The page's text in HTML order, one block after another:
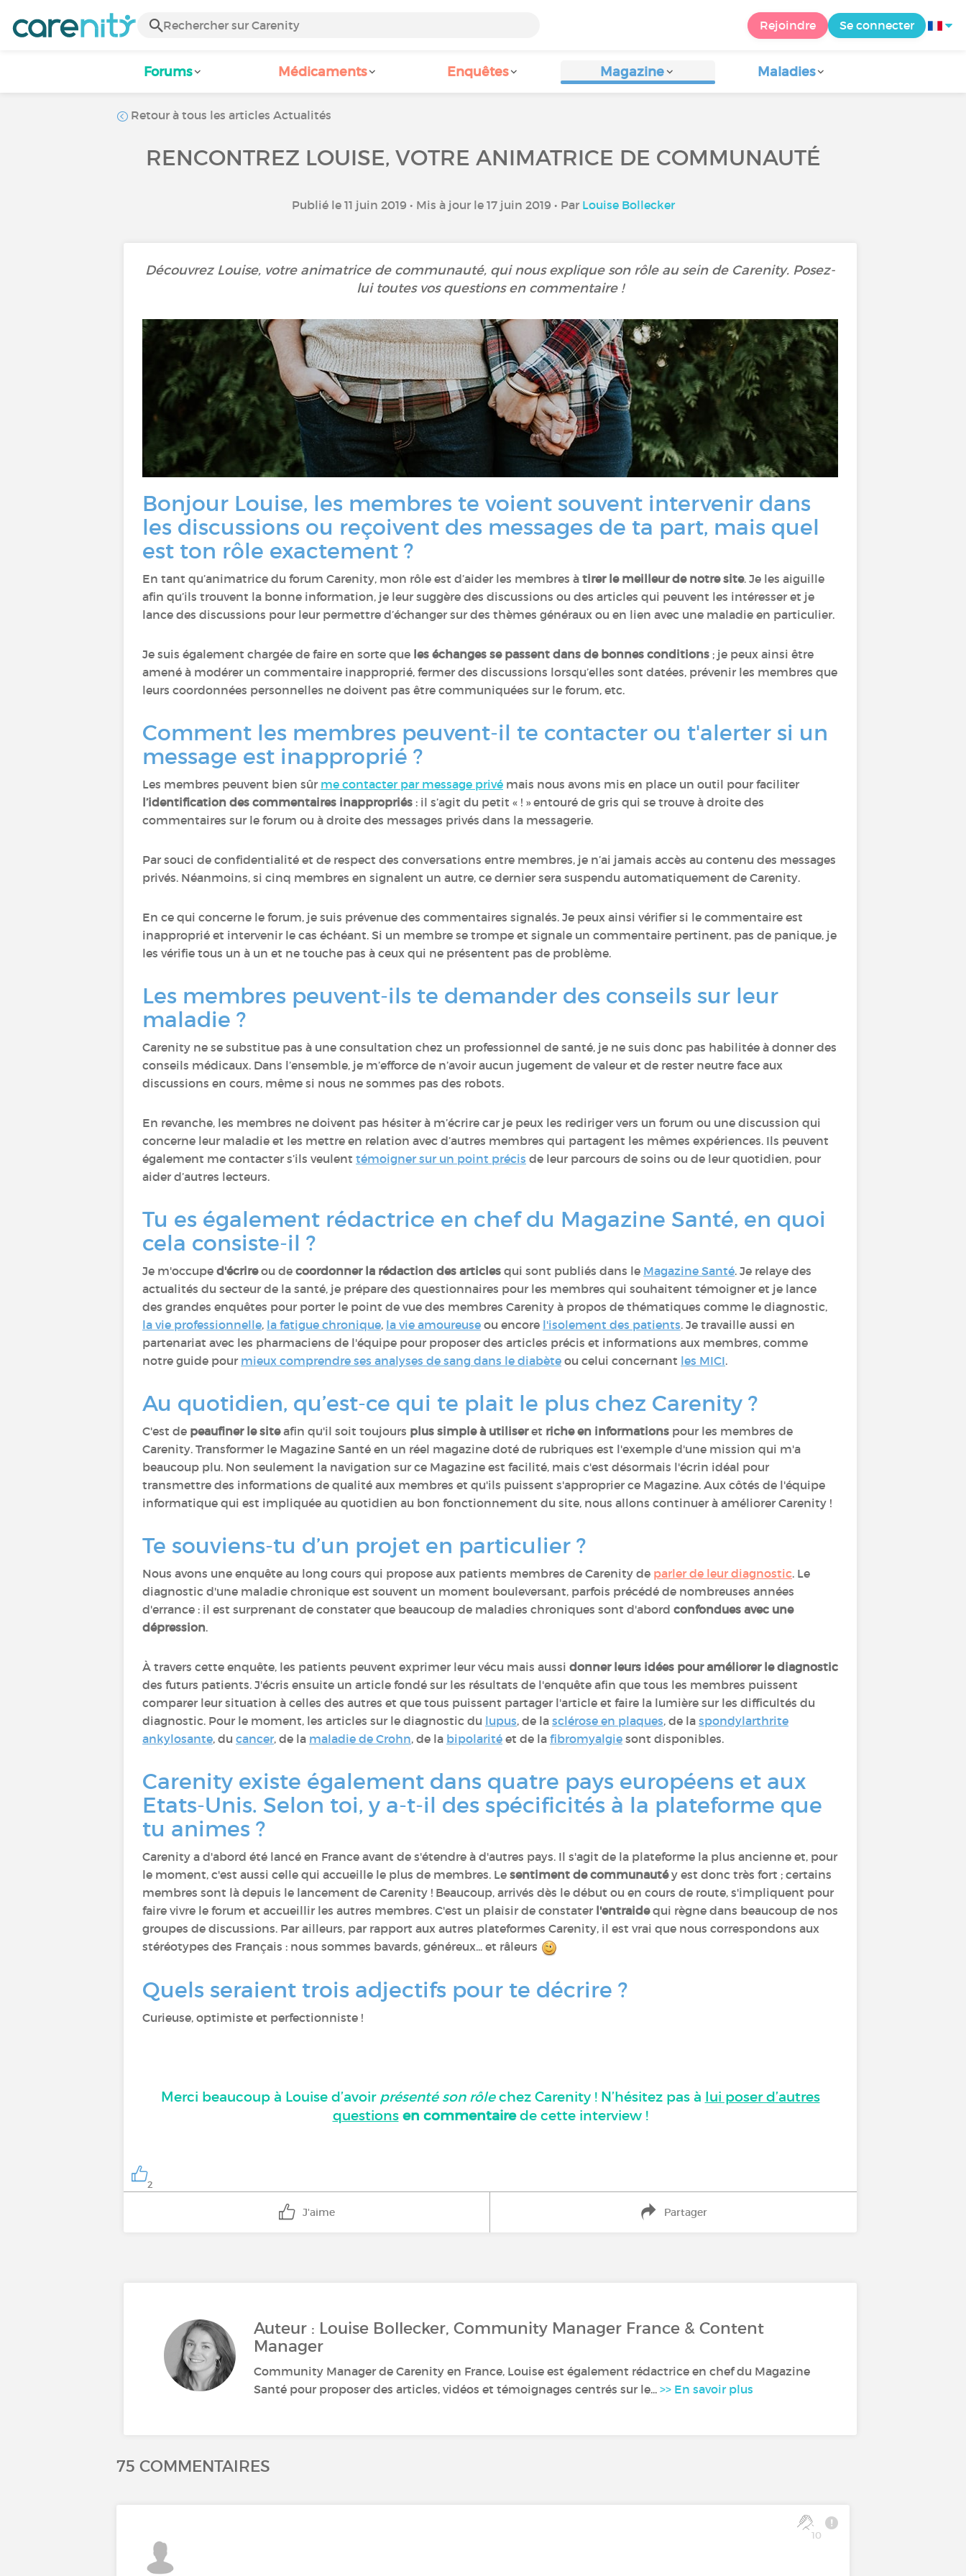
Rejoindre Se connecter
Forums Médicaments Enquêtes Magazine Maladies
Retour à tous les articles Actualités
RENCONTREZ LOUISE, VOTRE ANIMATRICE DE COMMUNAUTÉ
Publié le 11 juin 2019 • Mis à jour le 17 juin 2019 • Par Louise Bollecker
Découvrez Louise, votre animatrice de communauté, qui nous explique son rôle au sein de Carenity. Posez-
lui toutes vos questions en commentaire !
Bonjour Louise, les membres te voient souvent intervenir dans
les discussions ou reçoivent des messages de ta part, mais quel
est ton rôle exactement ?
En tant qu’animatrice du forum Carenity, mon rôle est d’aider les membres à tirer le meilleur de notre site. Je les aiguille
afin qu’ils trouvent la bonne information, je leur suggère des discussions ou des articles qui peuvent les intéresser et je
lance des discussions pour leur permettre d’échanger sur des thèmes généraux ou en lien avec une maladie en particulier.
Je suis également chargée de faire en sorte que les échanges se passent dans de bonnes conditions ; je peux ainsi être
amené à modérer un commentaire inapproprié, fermer des discussions lorsqu’elles sont datées, prévenir les membres que
leurs coordonnées personnelles ne doivent pas être communiquées sur le forum, etc.
Comment les membres peuvent-il te contacter ou t'alerter si un
message est inapproprié ?
Les membres peuvent bien sûr me contacter par message privé mais nous avons mis en place un outil pour faciliter
l’identification des commentaires inappropriés : il s’agit du petit « ! » entouré de gris qui se trouve à droite des
commentaires sur le forum ou à droite des messages privés dans la messagerie.
Par souci de confidentialité et de respect des conversations entre membres, je n’ai jamais accès au contenu des messages
privés. Néanmoins, si cinq membres en signalent un autre, ce dernier sera suspendu automatiquement de Carenity.
En ce qui concerne le forum, je suis prévenue des commentaires signalés. Je peux ainsi vérifier si le commentaire est
inapproprié et intervenir le cas échéant. Si un membre se trompe et signale un commentaire pertinent, pas de panique, je
les vérifie tous un à un et ne touche pas à ceux qui ne présentent pas de problème.
Les membres peuvent-ils te demander des conseils sur leur
maladie ?
Carenity ne se substitue pas à une consultation chez un professionnel de santé, je ne suis donc pas habilitée à donner des
conseils médicaux. Dans l’ensemble, je m’efforce de n’avoir aucun jugement de valeur et de rester neutre face aux
discussions en cours, même si nous ne sommes pas des robots.
En revanche, les membres ne doivent pas hésiter à m’écrire car je peux les rediriger vers un forum ou une discussion qui
concerne leur maladie et les mettre en relation avec d’autres membres qui partagent les mêmes expériences. Ils peuvent
également me contacter s’ils veulent témoigner sur un point précis de leur parcours de soins ou de leur quotidien, pour
aider d’autres lecteurs.
Tu es également rédactrice en chef du Magazine Santé, en quoi
cela consiste-il ?
Je m'occupe d'écrireou de coordonner la rédaction des articles qui sont publiés dans le Magazine Santé. Je relaye des
actualités du secteur de la santé, je prépare des questionnaires pour les membres qui souhaitent témoigner et je lance
des grandes enquêtes pour porter le point de vue des membres Carenity à propos de thématiques comme le diagnostic,
la vie professionnelle, la fatigue chronique, la vie amoureuse ou encore l'isolement des patients. Je travaille aussi en
partenariat avec les pharmaciens de l'équipe pour proposer des articles précis et informations aux membres, comme
notre guide pour mieux comprendre ses analyses de sang dans le diabète ou celui concernant les MICI.
Au quotidien, qu’est-ce qui te plait le plus chez Carenity ?
C'est de peaufiner le siteafin qu'il soit toujours plus simple à utiliseret riche en informations pour les membres de
Carenity. Transformer le Magazine Santé en un réel magazine doté de rubriques est l'exemple d'une mission qui m'a
beaucoup plu. Non seulement la navigation sur ce Magazine est facilité, mais c'est désormais l'écrin idéal pour
transmettre des informations de qualité aux membres et qu'ils puissent s'approprier ce Magazine. Aux côtés de l'équipe
informatique qui est impliquée au quotidien au bon fonctionnement du site, nous allons continuer à améliorer Carenity !
Te souviens-tu d’un projet en particulier ?
Nous avons une enquête au long cours qui propose aux patients membres de Carenity de parler de leur diagnostic. Le
diagnostic d'une maladie chronique est souvent un moment bouleversant, parfois précédé de nombreuses années
d'errance : il est surprenant de constater que beaucoup de maladies chroniques sont d'abord confondues avec une
dépression.
À travers cette enquête, les patients peuvent exprimer leur vécu mais aussi donner leurs idées pour améliorer le diagnostic
des futurs patients. J'écris ensuite un article fondé sur les résultats de l'enquête afin que tous les membres puissent
comparer leur situation à celles des autres et que tous puissent partager l'article et faire la lumière sur les difficultés du
diagnostic. Pour le moment, les articles sur le diagnostic du lupus, de la sclérose en plaques, de la spondylarthrite
ankylosante, du cancer, de la maladie de Crohn, de la bipolarité et de la fibromyalgie sont disponibles.
Carenity existe également dans quatre pays européens et aux
Etats-Unis. Selon toi, y a-t-il des spécificités à la plateforme que
tu animes ?
Carenity a d'abord été lancé en France avant de s'étendre à d'autres pays. Il s'agit de la plateforme la plus ancienne et, pour
le moment, c'est aussi celle qui accueille le plus de membres. Le sentiment de communautéy est donc très fort ; certains
membres sont là depuis le lancement de Carenity ! Beaucoup, arrivés dès le début ou en cours de route, s'impliquent pour
faire vivre le forum et accueillir les autres membres. C'est un plaisir de constater l'entraidequi règne dans beaucoup de nos
groupes de discussions. Par ailleurs, par rapport aux autres plateformes Carenity, il est vrai que nous correspondons aux
stéréotypes des Français : nous sommes bavards, généreux... et râleurs
Quels seraient trois adjectifs pour te décrire ?
Curieuse, optimiste et perfectionniste !
Merci beaucoup à Louise d’avoir présenté son rôlechez Carenity ! N’hésitez pas à lui poser d’autres
questions en commentairede cette interview !
2
J'aime Partager
Auteur : Louise Bollecker, Community Manager France & Content
Manager
Community Manager de Carenity en France, Louise est également rédactrice en chef du Magazine
Santé pour proposer des articles, vidéos et témoignages centrés sur le... >> En savoir plus
75 COMMENTAIRES
10